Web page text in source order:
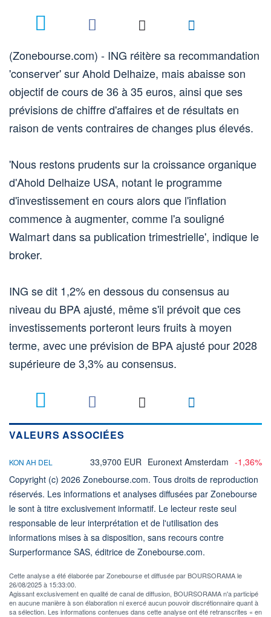
(Zonebourse.com) - ING réitère sa recommandation
'conserver' sur Ahold Delhaize, mais abaisse son
objectif de cours de 36 à 35 euros, ainsi que ses
prévisions de chiffre d'affaires et de résultats en
raison de vents contraires de changes plus élevés.
'Nous restons prudents sur la croissance organique
d'Ahold Delhaize USA, notant le programme
d'investissement en cours alors que l'inflation
commence à augmenter, comme l'a souligné
Walmart dans sa publication trimestrielle', indique le
broker.
ING se dit 1,2% en dessous du consensus au
niveau du BPA ajusté, même s'il prévoit que ces
investissements porteront leurs fruits à moyen
terme, avec une prévision de BPA ajusté pour 2028
supérieure de 3,3% au consensus.
VALEURS ASSOCIÉES
KON AH DEL 33,9700 EUR Euronext Amsterdam -1,36%
Copyright (c) 2026 Zonebourse.com. Tous droits de reproduction
réservés. Les informations et analyses diffusées par Zonebourse
le sont à titre exclusivement informatif. Le lecteur reste seul
responsable de leur interprétation et de l'utilisation des
informations mises à sa disposition, sans recours contre
Surperformance SAS, éditrice de Zonebourse.com.
Cette analyse a été élaborée par Zonebourse et diffusée par BOURSORAMA le
26/08/2025 à 15:33:00.
Agissant exclusivement en qualité de canal de diffusion, BOURSORAMA n'a participé
en aucune manière à son élaboration ni exercé aucun pouvoir discrétionnaire quant à
sa sélection. Les informations contenues dans cette analyse ont été retranscrites « en